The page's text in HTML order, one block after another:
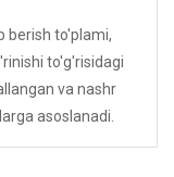
berish to'plami,
to'g'risidagi
va nashr
asoslanadi.